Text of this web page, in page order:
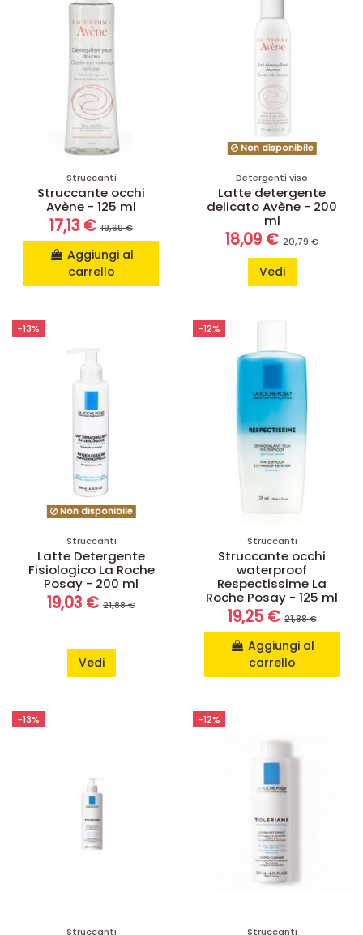
Struccanti
Struccante occhi
Avène - 125 ml
17,13 € 19,69 €
Aggiungi al
carrello
Non disponibile
Detergenti viso
Latte detergente
delicato Avène - 200
ml
18,09 € 20,79 €
Vedi
-13%
Non disponibile
Struccanti
Latte Detergente
Fisiologico La Roche
Posay - 200 ml
19,03 € 21,88 €
Vedi
-12%
Struccanti
Struccante occhi
waterproof
Respectissime La
Roche Posay - 125 ml
19,25 €21,88 €
Aggiungi al
carrello
-13%
Struccanti
-12%
Struccanti